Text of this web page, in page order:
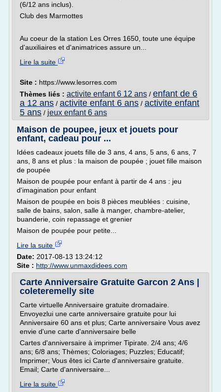
(6/12 ans inclus).
Club des Marmottes
Au coeur de la station Les Orres 1650, toute une équipe
d'auxiliaires et d'animatrices assure un...
Lire la suite
Site : https://www.lesorres.com
Thèmes liés : activite enfant 6 12 ans / enfant de 6
a 12 ans / activite enfant 6 ans / activite enfant
5 ans / jeux enfant 6 ans
Maison de poupee, jeux et jouets pour
enfant, cadeau pour ...
Idées cadeaux jouets fille de 3 ans, 4 ans, 5 ans, 6 ans, 7
ans, 8 ans et plus : la maison de poupée ; jouet fille maison
de poupée
Maison de poupée pour enfant à partir de 4 ans : jeu
d'imagination pour enfant
Maison de poupée en bois 8 pièces meublées : cuisine,
salle de bains, salon, salle à manger, chambre-atelier,
buanderie, coin repassage et grenier
Maison de poupée pour petite...
Lire la suite
Date: 2017-08-13 13:24:12
Site : http://www.unmaxdidees.com
Carte Anniversaire Gratuite Garcon 2 Ans |
coleteremelly site
Carte virtuelle Anniversaire gratuite dromadaire.
Envoyezlui une carte anniversaire gratuite pour lui
Anniversaire 60 ans et plus; Carte anniversaire Vous avez
envie d'une carte d'anniversaire belle
Cartes d'anniversaire à imprimer Tipirate. 2/4 ans; 4/6
ans; 6/8 ans; Thèmes; Coloriages; Puzzles; Educatif;
Imprimer; Vous êtes ici Carte d'anniversaire gratuite.
Email; Carte d'anniversaire...
Lire la suite